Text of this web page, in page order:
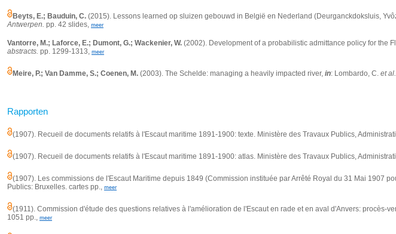
Beyts, E.; Bauduin, C. (2015). Lessons learned op sluizen gebouwd in België en Nederland (Deurganckdoksluis,
Antwerpen. pp. 42 slides, meer
Vantorre, M.; Laforce, E.; Dumont, G.; Wackenier, W. (2002). Development of a probabilistic admittance policy for the
abstracts. pp. 1299-1313, meer
Meire, P.; Van Damme, S.; Coenen, M. (2003). The Schelde: managing a heavily impacted river, in: Lombardo, C. et al.
Rapporten
(1907). Recueil de documents relatifs à l'Escaut maritime 1891-1900: texte. Ministère des Travaux Publics,
(1907). Recueil de documents relatifs à l'Escaut maritime 1891-1900: atlas. Ministère des Travaux Publics,
(1907). Les commissions de l'Escaut Maritime depuis 1849 (Commission instituée par Arrêté Royal du 31 Mai 1907
Publics: Bruxelles. cartes pp.,
meer
(1911). Commission d'étude des questions relatives à l'amélioration de l'Escaut en rade et en aval d'Anvers:
1051 pp.,
meer